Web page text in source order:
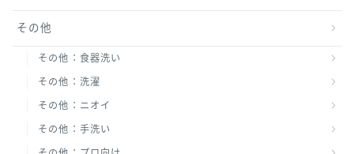
その他
その他：食器洗い
その他：洗濯
その他：ニオイ
その他：手洗い